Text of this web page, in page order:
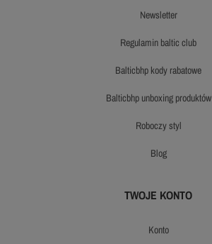
newsletter
regulamin baltic club
balticbhp kody rabatowe
balticbhp unboxing produktów
roboczy styl
blog
TWOJE KONTO
konto